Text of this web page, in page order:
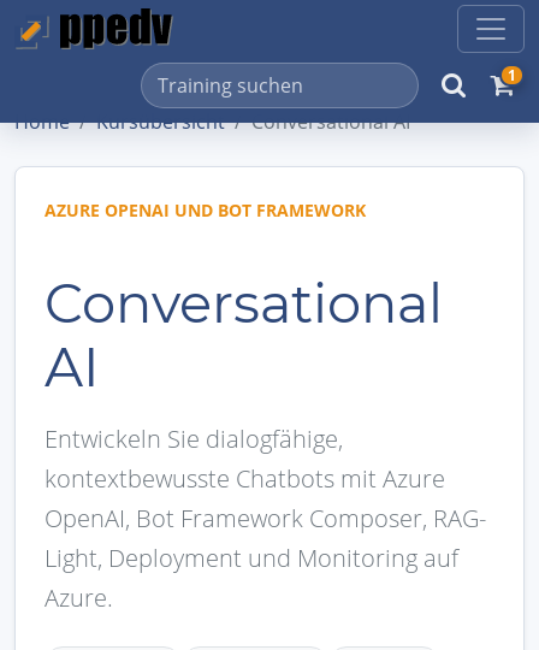
1
Home Kursübersicht Conversational AI
AZURE OPENAI UND BOT FRAMEWORK
Conversational
AI
Entwickeln Sie dialogfähige,
kontextbewusste Chatbots mit Azure
OpenAI, Bot Framework Composer, RAG-
Light, Deployment und Monitoring auf
Azure.